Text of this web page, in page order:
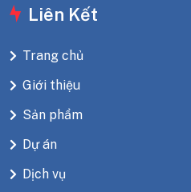
Liên Kết
Trang chủ
Giới thiệu
Sản phẩm
Dự án
Dịch vụ